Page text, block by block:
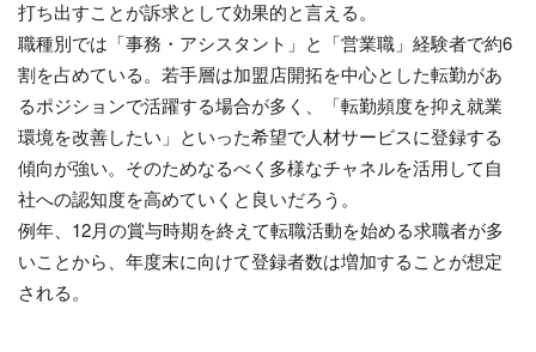
打ち出すことが訴求として効果的と言える。
職種別では「事務・アシスタント」と「営業職」経験者で約6
割を占めている。若手層は加盟店開拓を中心とした転勤があ
るポジションで活躍する場合が多く、「転勤頻度を抑え就業
環境を改善したい」といった希望で人材サービスに登録する
傾向が強い。そのためなるべく多様なチャネルを活用して自
社への認知度を高めていくと良いだろう。
例年、12月の賞与時期を終えて転職活動を始める求職者が多
いことから、年度末に向けて登録者数は増加することが想定
される。